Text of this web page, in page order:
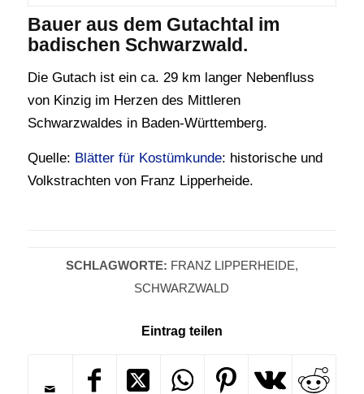
Bauer aus dem Gutachtal im
badischen Schwarzwald.
Die Gutach ist ein ca. 29 km langer Nebenfluss
von Kinzig im Herzen des Mittleren
Schwarzwaldes in Baden-Württemberg.
Quelle: Blätter für Kostümkunde: historische und
Volkstrachten von Franz Lipperheide.
SCHLAGWORTE: FRANZ LIPPERHEIDE,
SCHWARZWALD
Eintrag teilen